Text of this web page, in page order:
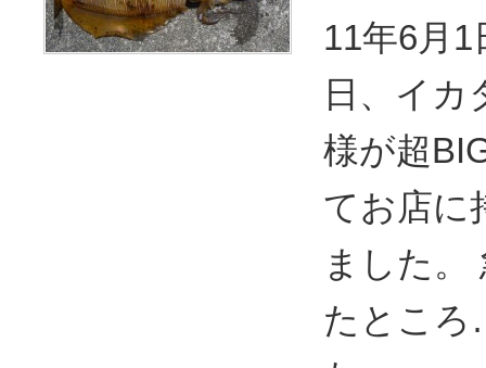
11年6月
日、イカ
様が超
てお店に
ました。
たとこ